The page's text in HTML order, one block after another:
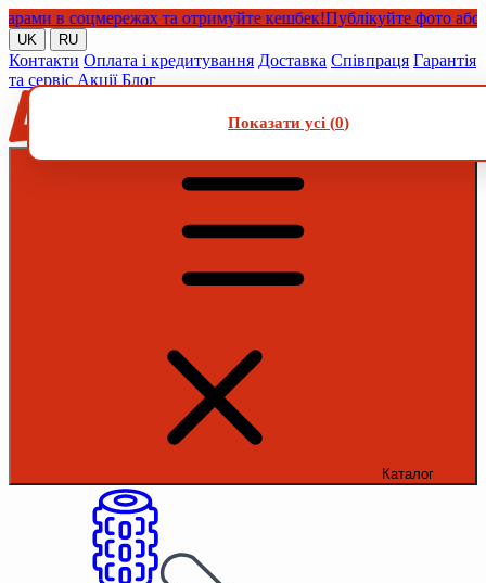
в соцмережах та отримуйте кешбек!Публікуйте фото або
UK RU
Контакти Оплата і кредитування Доставка Співпраця Гарантія
та сервіс Акції Блог
Каталог
Показати усі (0)